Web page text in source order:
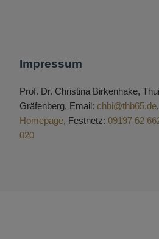
Impressum
Prof. Dr. Christina Birkenhake,
Gräfenberg, Email: chbi@thb65.de
Homepage, Festnetz: 09197 62
020